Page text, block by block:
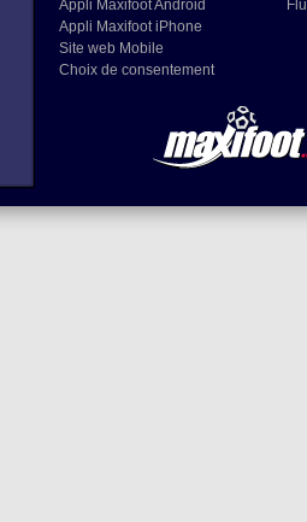
Appli Maxifoot Android
Appli Maxifoot iPhone
Site web Mobile
Choix de consentement